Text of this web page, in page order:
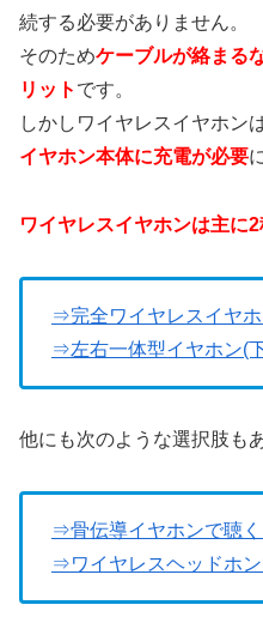
続する必要がありません。
そのためケーブルが絡まる
リット です。
しかしワイヤレスイヤホン
イヤホン本体に充電が必要
ワイヤレスイヤホンは主に
⇒完全ワイヤレスイヤ
⇒左右一体型イヤホン(
他にも次のような選択肢も
⇒骨伝導イヤホンで聴
⇒ワイヤレスヘッドホ